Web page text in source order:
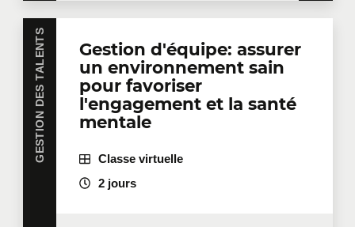
GESTION DES TALENTS
Gestion d'équipe: assurer
un environnement sain
pour favoriser
l'engagement et la santé
mentale
Classe virtuelle
2 jours